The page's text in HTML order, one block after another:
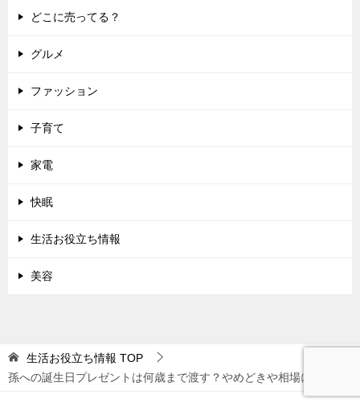
どこに売ってる？
グルメ
ファッション
子育て
家電
快眠
生活お役立ち情報
美容
生活お役立ち情報 TOP
孫への誕生日プレゼントは何歳まで渡す？やめどきや相場について